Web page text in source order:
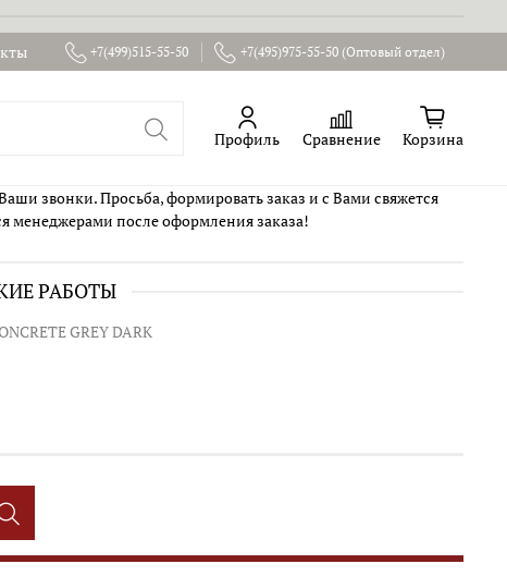
+7(499)515-55-50 +7(495)975-55-50 (Оптовый отдел)
Профиль Сравнение Корзина
звонки. Просьба, формировать заказ и с Вами свяжется
менеджерами после оформления заказа!
РАБОТЫ
GREY DARK